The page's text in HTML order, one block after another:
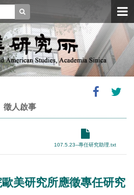
徵人啟事
107.5.23--專任研究助理.txt
美研究所應徵專任研究